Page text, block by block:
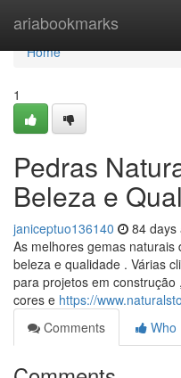
ariabookmarks
Home
Home
1
Pedras
Beleza e
janiceptuo136140 84 days
As melhores gemas
beleza e qualidade . Várias
para projetos em
cores e https://
Comments
Who